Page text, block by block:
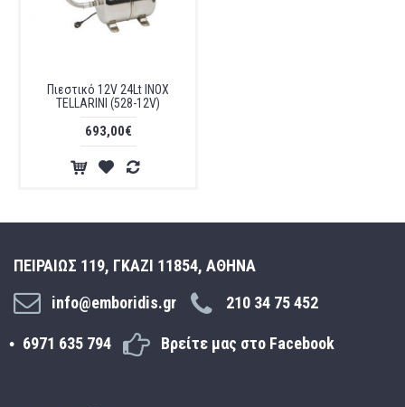
Πιεστικό 12V 24Lt INOX
TELLARINI (528-12V)
693,00€
ΠΕΙΡΑΙΩΣ 119, ΓΚΑΖΙ 11854, ΑΘΗΝΑ
info@emboridis.gr
210 34 75 452
6971 635 794 Βρείτε μας στο Facebook